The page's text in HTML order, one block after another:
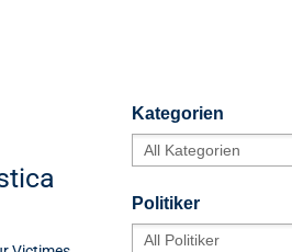
Kategorien
Politiker